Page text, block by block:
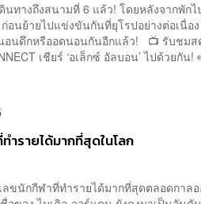
นทางถึงสนามที่ 6 แล้ว! โดยหลังจากพัก
ก่อนย้ายไปแข่งขันกันที่ยุโรปอย่างต่อเนื่อ
อนดึกหรืออดนอนกันอีกแล้ว! 📺 รับชมส
เชียร์ ‘อเล็กซ์ อัลบอน’ ไปด้วยกัน!
ำรายได้มากที่สุดในโลก
ลขนักกีฬาที่ทำรายได้มากที่สุดตลอดกาล